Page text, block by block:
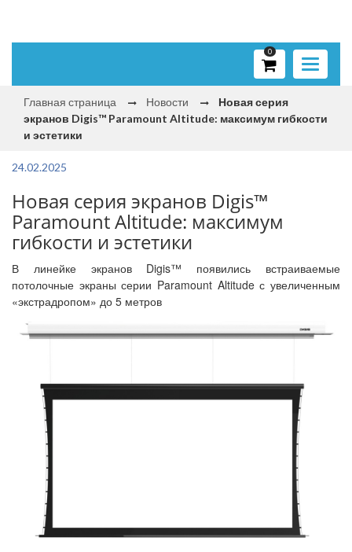
Toggle
0
Главная страница Новости
Новая серия
экранов Digis™ Paramount Altitude: максимум гибкости
и эстетики
24.02.2025
Новая серия экранов Digis™
Paramount Altitude: максимум
гибкости и эстетики
В линейке экранов Digis™ появились встраиваемые
потолочные экраны серии Paramount Altitude с увеличенным
«экстрадропом» до 5 метров